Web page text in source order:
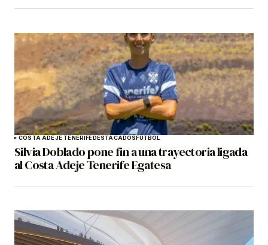
COSTA ADEJE TENERIFEDESTACADOSFÚTBOL
Silvia Doblado pone fin a una trayectoria ligada
al Costa Adeje Tenerife Egatesa